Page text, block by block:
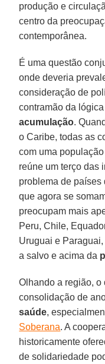
produção e
centro da
contemporânea.
É uma questão
onde deveria
consideração de
contramão da lógica
acumulação.
o Caribe, todas as
com uma
reúne um terço das
problema de
que agora se
preocupam mais
Peru, Chile,
Uruguai e
a salvo e acima da
Olhando a região, o
consolidação de
saúde,
Soberana. A
historicamente
de solidariedade